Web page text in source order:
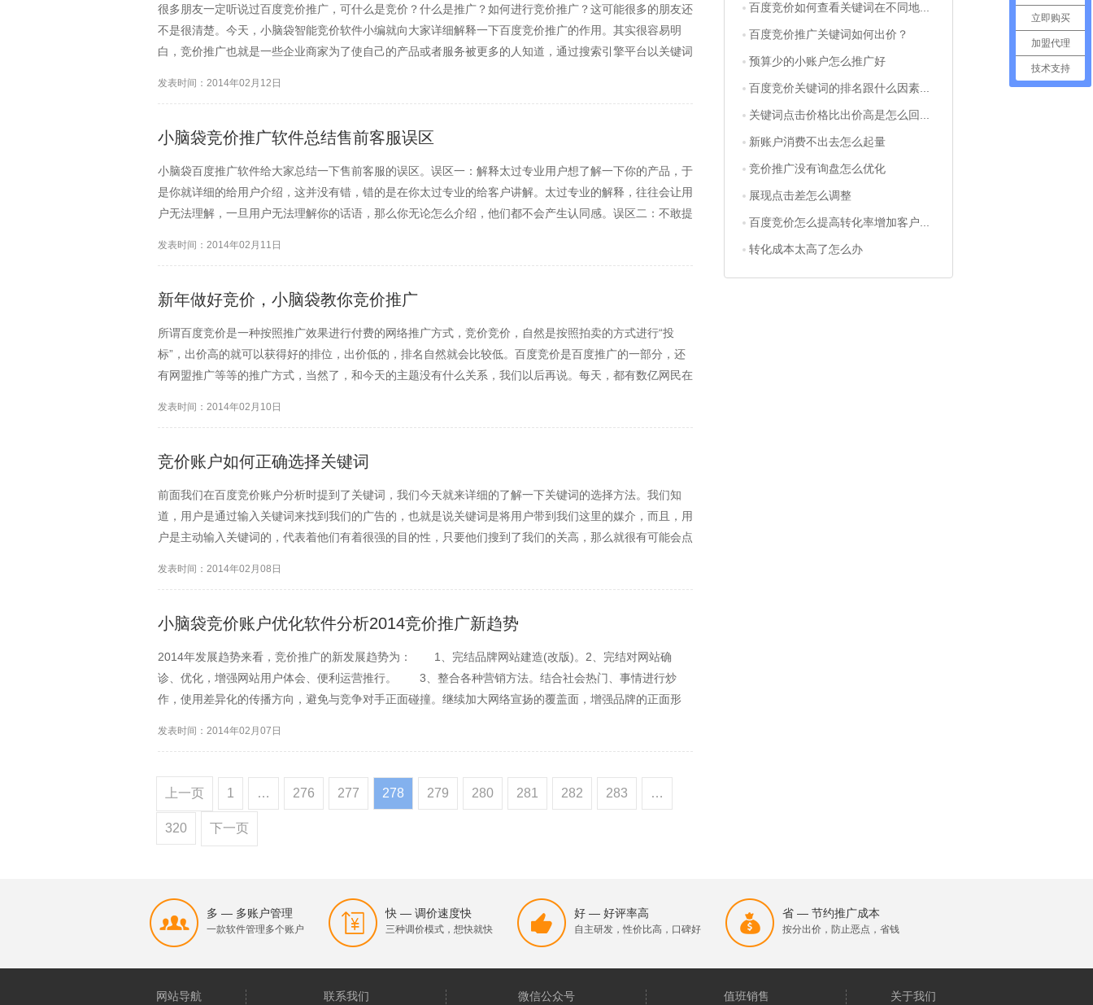
百度竞价如何查看关键词在不同地...
百度竞价推广关键词如何出价？
预算少的小账户怎么推广好
百度竞价关键词的排名跟什么因素...
关键词点击价格比出价高是怎么回...
新账户消费不出去怎么起量
竞价推广没有询盘怎么优化
展现点击差怎么调整
百度竞价怎么提高转化率增加客户...
转化成本太高了怎么办
很多朋友一定听说过百度竞价推广，可什么是竞价？什么是推广？如何进行竞价推广？这可能很多的朋友还
不是很清楚。今天，小脑袋智能竞价软件小编就向大家详细解释一下百度竞价推广的作用。其实很容易明
白，竞价推广也就是一些企业商家为了使自己的产品或者服务被更多的人知道，通过搜索引擎平台以关键词
发表时间：2014年02月12日
小脑袋竞价推广软件总结售前客服误区
小脑袋百度推广软件给大家总结一下售前客服的误区。误区一：解释太过专业用户想了解一下你的产品，于
是你就详细的给用户介绍，这并没有错，错的是在你太过专业的给客户讲解。太过专业的解释，往往会让用
户无法理解，一旦用户无法理解你的话语，那么你无论怎么介绍，他们都不会产生认同感。误区二：不敢提
发表时间：2014年02月11日
新年做好竞价，小脑袋教你竞价推广
所谓百度竞价是一种按照推广效果进行付费的网络推广方式，竞价竞价，自然是按照拍卖的方式进行“投
标”，出价高的就可以获得好的排位，出价低的，排名自然就会比较低。百度竞价是百度推广的一部分，还
有网盟推广等等的推广方式，当然了，和今天的主题没有什么关系，我们以后再说。每天，都有数亿网民在
发表时间：2014年02月10日
竞价账户如何正确选择关键词
前面我们在百度竞价账户分析时提到了关键词，我们今天就来详细的了解一下关键词的选择方法。我们知
道，用户是通过输入关键词来找到我们的广告的，也就是说关键词是将用户带到我们这里的媒介，而且，用
户是主动输入关键词的，代表着他们有着很强的目的性，只要他们搜到了我们的关高，那么就很有可能会点
发表时间：2014年02月08日
小脑袋竞价账户优化软件分析2014竞价推广新趋势
2014年发展趋势来看，竞价推广的新发展趋势为： 1、完结品牌网站建造(改版)。2、完结对网站确
诊、优化，增强网站用户体会、便利运营推行。 3、整合各种营销方法。结合社会热门、事情进行炒
作，使用差异化的传播方向，避免与竞争对手正面碰撞。继续加大网络宣扬的覆盖面，增强品牌的正面形
发表时间：2014年02月07日
上一页 1 … 276 277 278 279 280 281 282 283 …
320 下一页
多 — 多账户管理
一款软件管理多个账户
快 — 调价速度快
三种调价模式，想快就快
好 — 好评率高
自主研发，性价比高，口碑好
省 — 节约推广成本
按分出价，防止恶点，省钱
网站导航 联系我们 微信公众号 值班销售 关于我们
立即购买
加盟代理
技术支持